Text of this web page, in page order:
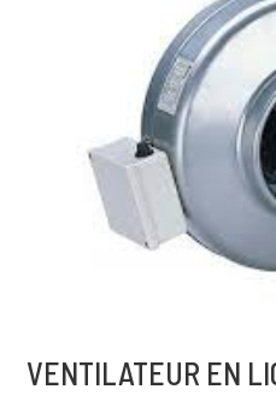
VENTILATEUR EN